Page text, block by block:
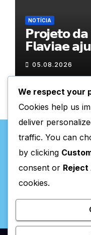
NOTÍCIA
𝗣𝗿𝗼𝗷𝗲𝘁𝗼
𝗙𝗹𝗮𝘃𝗶𝗮𝗲
𝗮𝗻𝘀𝗶𝗲𝗱𝗮𝗱𝗲
05.08.2026
We respect your
Cookies help us
deliver
traffic. You can
by clicking
consent or Reject
cookies.